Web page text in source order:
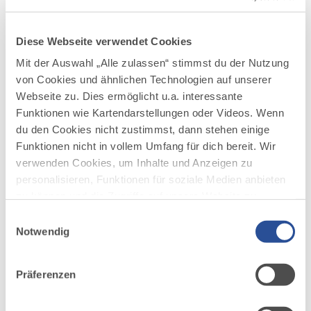
Diese Webseite verwendet Cookies
Mit der Auswahl „Alle zulassen“ stimmst du der Nutzung
von Cookies und ähnlichen Technologien auf unserer
Webseite zu. Dies ermöglicht u.a. interessante
Funktionen wie Kartendarstellungen oder Videos. Wenn
du den Cookies nicht zustimmst, dann stehen einige
Funktionen nicht in vollem Umfang für dich bereit. Wir
verwenden Cookies, um Inhalte und Anzeigen zu
personalisieren, Funktionen für soziale Medien anbieten
deiner Verwendung unserer Website an unsere Partner
möglicherweise mit weiteren Daten zusammen, die du
Notwendig
Präferenzen
Veranstaltungen
KLASSIK
1 WEITERER TERMIN
1
Kaisersaalkonzerte Füssen - 75 Jahre
KLOSTER ST. MANG — FÜSSEN
von Juni bis August – Vorverkauf läuft
Lechhalde 3, 87629 Füssen
mehr
dazu